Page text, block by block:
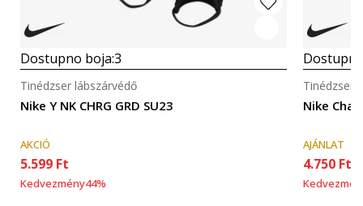
Dostupno boja:3
Nike Y NK CHRG GRD SU23
Tinédzser lábszárvédő
AKCIÓ
5.599 Ft
Kedvezmény44%
Nike
Tinédzser
AJÁNLAT
4.750 Ft